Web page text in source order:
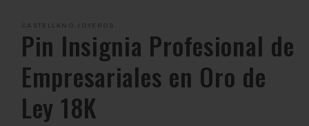
ventana
modal
CASTELLANO JOYEROS
Pin Insignia Profesional de
Empresariales en Oro de
Ley 18K